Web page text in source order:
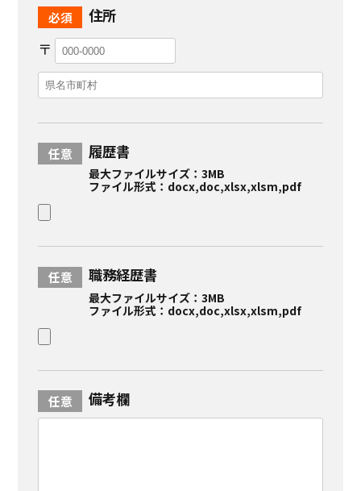
住所
〒
履歴書
最大ファイルサイズ：3MB
ファイル形式：docx,doc,xlsx,xlsm,pdf
職務経歴書
最大ファイルサイズ：3MB
ファイル形式：docx,doc,xlsx,xlsm,pdf
備考欄